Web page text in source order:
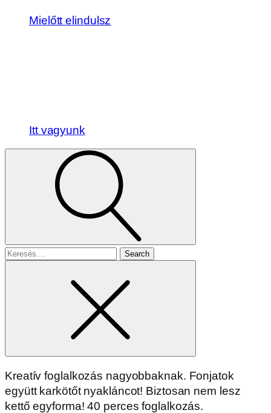
Mielőtt elindulsz
Itt vagyunk
Search
Kreatív foglalkozás nagyobbaknak. Fonjatok
együtt karkötőt nyakláncot! Biztosan nem lesz
kettő egyforma! 40 perces foglalkozás.